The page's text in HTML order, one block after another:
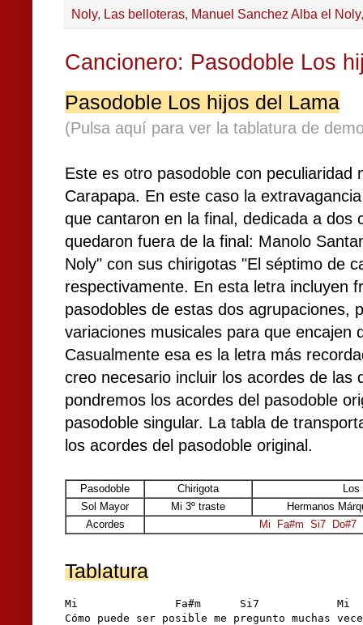
Noly, Las belloteras, Manuel Sanchez Alba el Noly
Cancionero: Pasodoble Los
Pasodoble Los hijos del Lama
(Pulsa aquí para ver la tablatura de
Este es otro pasodoble con peculiaridad
Carapapa. En este caso la
que cantaron en la final, dedicada a dos
quedaron fuera de la final: Manolo
Noly" con sus chirigotas "El séptimo de
respectivamente. En esta letra incluyen
pasodobles de estas dos agrupaciones,
variaciones musicales para que encajen
Casualmente esa es la letra más
creo necesario incluir los acordes de las
pondremos los acordes del pasodoble
pasodoble singular. La tabla de
los acordes del pasodoble original.
Pasodoble Chirigota
Sol Mayor
Mi 3º traste
Hermanos
Acordes
Mi Fa#m Si7 Do#7
Tablatura
Mi               Fa#m      Si7            Mi
Cómo puede ser posible me pregunto muchas